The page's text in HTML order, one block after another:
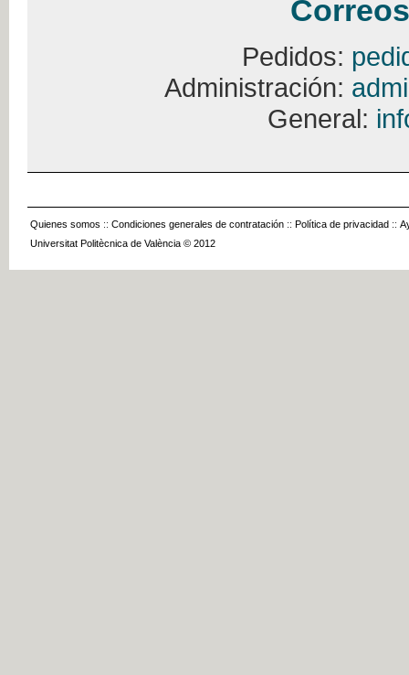
Pedidos:
Administración:
General:
Quienes somos :: Condiciones generales de contratación :: Política de privacidad ::
Universitat Politècnica de València © 2012